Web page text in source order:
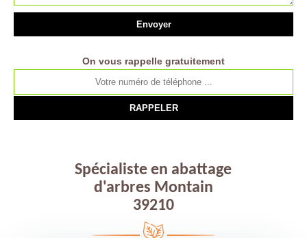
On vous rappelle gratuitement
Spécialiste en abattage
d'arbres Montain
39210